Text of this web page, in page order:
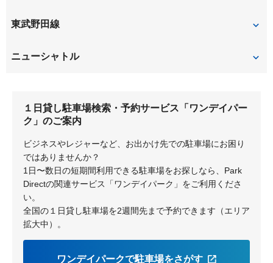
大宮
東武野田線
北大宮
ニューシャトル
１日貸し駐車場検索・予約サービス「ワンデイパー
ク」のご案内
ビジネスやレジャーなど、お出かけ先での駐車場にお困り
ではありませんか？
1日〜数日の短期間利用できる駐車場をお探しなら、Park
Directの関連サービス「ワンデイパーク」をご利用くださ
い。
全国の１日貸し駐車場を2週間先まで予約できます（エリア
拡大中）。
ワンデイパークで駐車場をさがす